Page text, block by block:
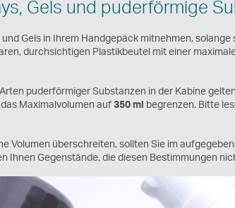
Gels und puderförmige
Gels in Ihrem Handgepäck mitnehmen,
durchsichtigen Plastikbeutel mit einer
puderförmiger Substanzen in der Kabine
Maximalvolumen auf350 ml begrenzen. Bitte
Volumen überschreiten, sollten Sie im
Ihnen Gegenstände, die diesen Bestimmungen